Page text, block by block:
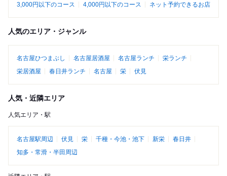
3,000円以下のコース 4,000円以下のコース ネット予約できるお店
人気のエリア・ジャンル
名古屋ひつまぶし 名古屋居酒屋 名古屋ランチ
栄ランチ
栄居酒屋
春日井ランチ 名古屋 栄 伏見
人気・近隣エリア
人気エリア・駅
名古屋駅周辺 伏見 栄 千種・今池・池下 新栄
春日井
知多・常滑・半田周辺